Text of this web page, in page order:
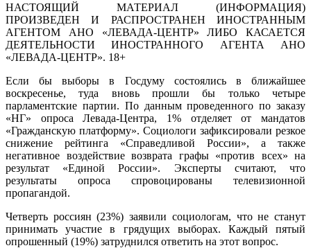
НАСТОЯЩИЙ МАТЕРИАЛ (ИНФОРМАЦИЯ)
ПРОИЗВЕДЕН И РАСПРОСТРАНЕН ИНОСТРАННЫМ
АГЕНТОМ АНО «ЛЕВАДА-ЦЕНТР» ЛИБО КАСАЕТСЯ
ДЕЯТЕЛЬНОСТИ ИНОСТРАННОГО АГЕНТА АНО
«ЛЕВАДА-ЦЕНТР». 18+
Если бы выборы в Госдуму состоялись в ближайшее
воскресенье, туда вновь прошли бы только четыре
парламентские партии. По данным проведенного по заказу
«НГ» опроса Левада-Центра, 1% отделяет от мандатов
«Гражданскую платформу». Социологи зафиксировали резкое
снижение рейтинга «Справедливой России», а также
негативное воздействие возврата графы «против всех» на
результат «Единой России». Эксперты считают, что
результаты опроса спровоцированы телевизионной
пропагандой.
Четверть россиян (23%) заявили социологам, что не станут
принимать участие в грядущих выборах. Каждый пятый
опрошенный (19%) затруднился ответить на этот вопрос.